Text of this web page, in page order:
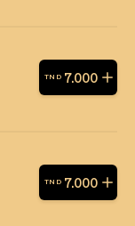
TND 7.000
TND 7.000